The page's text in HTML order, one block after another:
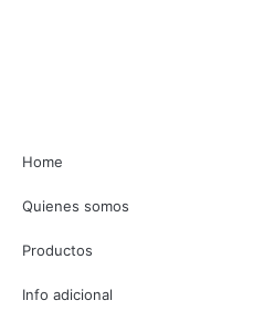
Home
Quienes somos
Productos
Info adicional